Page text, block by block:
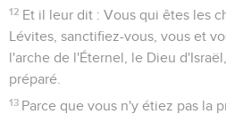
12 Et il leur dit : Vous qui êtes les
Lévites, sanctifiez-vous, vous et
l'arche de l'Éternel, le Dieu
préparé.
13 Parce que vous n'y étiez pas la